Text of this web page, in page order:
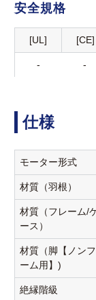
安全規格
[UL] [CE]
- -
仕様
モーター形式
材質（羽根）
材質（フレーム/
ース）
材質（脚【ノン
ーム用】)
絶縁階級